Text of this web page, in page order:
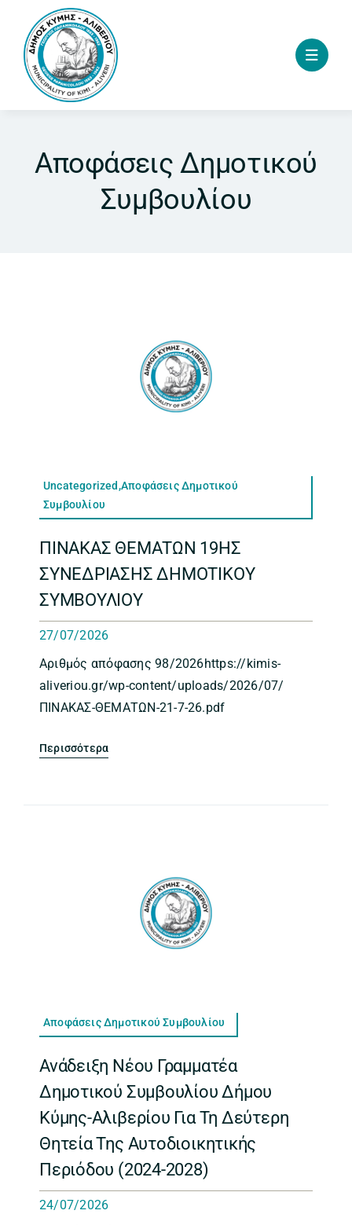
content
Αποφάσεις Δημοτικού
Συμβουλίου
Uncategorized,Αποφάσεις Δημοτικού
Συμβουλίου
ΠΙΝΑΚΑΣ ΘΕΜΑΤΩΝ 19ΗΣ
ΣΥΝΕΔΡΙΑΣΗΣ ΔΗΜΟΤΙΚΟΥ
ΣΥΜΒΟΥΛΙΟΥ
27/07/2026
Αριθμός απόφασης 98/2026https://kimis-
aliveriou.gr/wp-content/uploads/2026/07/
ΠΙΝΑΚΑΣ-ΘΕΜΑΤΩΝ-21-7-26.pdf
Περισσότερα
Αποφάσεις Δημοτικού Συμβουλίου
Ανάδειξη Νέου Γραμματέα
Δημοτικού Συμβουλίου Δήμου
Κύμης-Αλιβερίου Για Τη Δεύτερη
Θητεία Της Αυτοδιοικητικής
Περιόδου (2024-2028)
24/07/2026